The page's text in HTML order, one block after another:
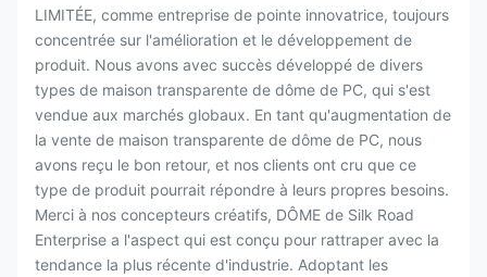
LIMITÉE, comme entreprise de pointe innovatrice, toujours
concentrée sur l'amélioration et le développement de
produit. Nous avons avec succès développé de divers
types de maison transparente de dôme de PC, qui s'est
vendue aux marchés globaux. En tant qu'augmentation de
la vente de maison transparente de dôme de PC, nous
avons reçu le bon retour, et nos clients ont cru que ce
type de produit pourrait répondre à leurs propres besoins.
Merci à nos concepteurs créatifs, DÔME de Silk Road
Enterprise a l'aspect qui est conçu pour rattraper avec la
tendance la plus récente d'industrie. Adoptant les